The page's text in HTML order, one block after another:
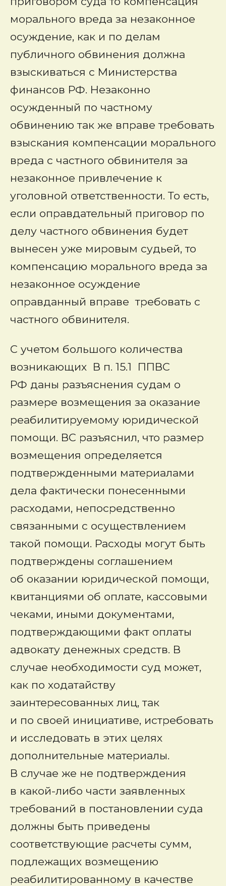
морального вреда за незаконное
осуждение, как и по делам
публичного обвинения должна
взыскиваться с Министерства
финансов РФ. Незаконно
осужденный по частному
обвинению так же вправе требовать
взыскания компенсации морального
вреда с частного обвинителя за
незаконное привлечение к
уголовной ответственности. То есть,
если оправдательный приговор по
делу частного обвинения будет
вынесен уже мировым судьей, то
компенсацию морального вреда за
незаконное осуждение
оправданный вправе требовать с
частного обвинителя.
С учетом большого количества
возникающих В п. 15.1 ППВС
РФ даны разъяснения судам о
размере возмещения за оказание
реабилитируемому юридической
помощи. ВС разъяснил, что размер
возмещения определяется
подтвержденными материалами
дела фактически понесенными
расходами, непосредственно
связанными с осуществлением
такой помощи. Расходы могут быть
подтверждены соглашением
об оказании юридической помощи,
квитанциями об оплате, кассовыми
чеками, иными документами,
подтверждающими факт оплаты
адвокату денежных средств. В
случае необходимости суд может,
как по ходатайству
заинтересованных лиц, так
и по своей инициативе, истребовать
и исследовать в этих целях
дополнительные материалы.
В случае же не подтверждения
в какой-либо части заявленных
требований в постановлении суда
должны быть приведены
соответствующие расчеты сумм,
подлежащих возмещению
реабилитированному в качестве